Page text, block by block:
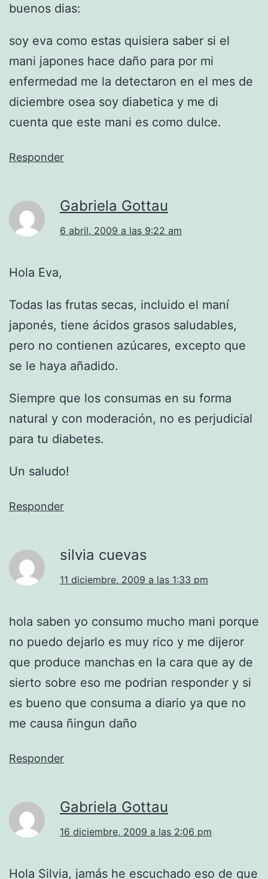
buenos dias:
soy eva como estas quisiera saber si el
mani japones hace daño para por mi
enfermedad me la detectaron en el mes de
diciembre osea soy diabetica y me di
cuenta que este mani es como dulce.
Responder
Gabriela Gottau
6 abril, 2009 a las 9:22 am
Hola Eva,
Todas las frutas secas, incluido el maní
japonés, tiene ácidos grasos saludables,
pero no contienen azúcares, excepto que
se le haya añadido.
Siempre que los consumas en su forma
natural y con moderación, no es perjudicial
para tu diabetes.
Un saludo!
Responder
silvia cuevas
11 diciembre, 2009 a las 1:33 pm
hola saben yo consumo mucho mani porque
no puedo dejarlo es muy rico y me dijeror
que produce manchas en la cara que ay de
sierto sobre eso me podrian responder y si
es bueno que consuma a diario ya que no
me causa ñingun daño
Responder
Gabriela Gottau
16 diciembre, 2009 a las 2:06 pm
Hola Silvia, jamás he escuchado eso de que